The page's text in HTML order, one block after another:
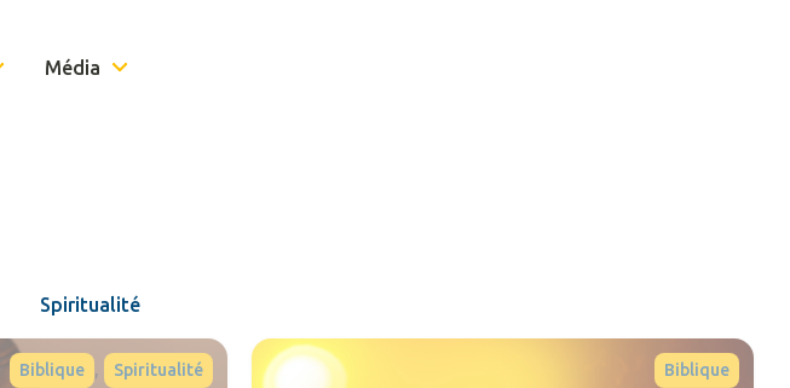
Média
Spiritualité
Biblique , Spiritualité Biblique